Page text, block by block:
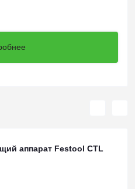
аппарат Festool CTL